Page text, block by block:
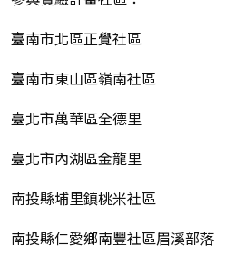
臺南市北區正覺社區
臺南市東山區嶺南社區
臺北市萬華區全德里
臺北市內湖區金龍里
南投縣埔里鎮桃米社區
南投縣仁愛鄉南豐社區眉溪部落